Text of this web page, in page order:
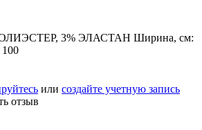
3% ЭЛАСТАН Ширина, см:
100
или создайте учетную запись
отзыв